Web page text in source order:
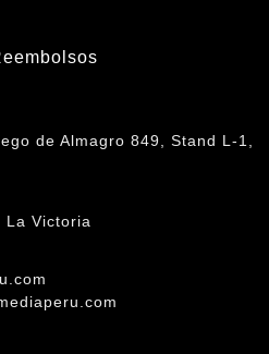
de Almagro 849, Stand L-1,
La Victoria